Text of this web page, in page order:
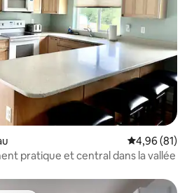
Évaluation
4,96 (81)
pratique et central dans la vallée